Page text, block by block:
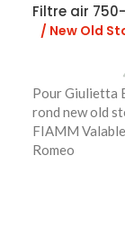
Filtre air
/ New Old
Pour Giulietta
rond new old
FIAMM
Romeo